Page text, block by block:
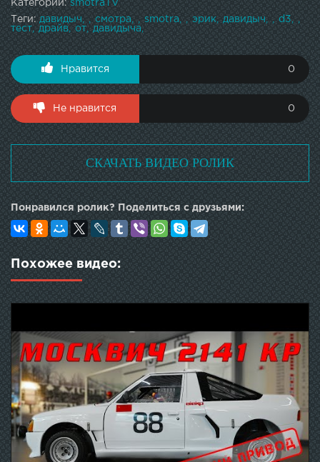
Категории:smotraTV
Теги:давидыч смотра smotra эрик давидыч
d3
тест
драйв от давидыча
Нравится 0
Не нравится 0
СКАЧАТЬ ВИДЕО РОЛИК
Понравился ролик? Поделиться с друзьями:
Похожее видео: